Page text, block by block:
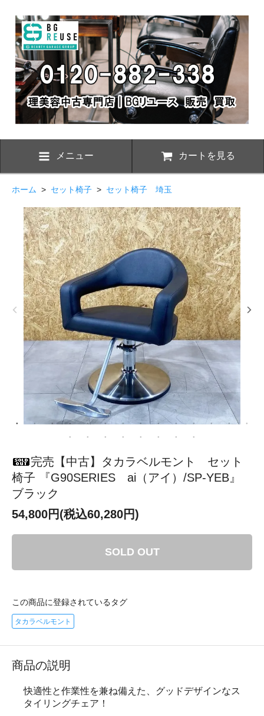
メニュー カートを見る
ホーム > セット椅子 > セット椅子 埼玉
完売【中古】タカラベルモント セット
椅子 『G90SERIES ai（アイ）/SP-YEB』
ブラック
54,800円(税込60,280円)
SOLD OUT
この商品に登録されているタグ
タカラベルモント
商品の説明
快適性と作業性を兼ね備えた、グッドデザインなス
タイリングチェア！